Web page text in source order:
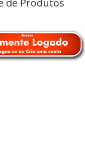
de Produtos